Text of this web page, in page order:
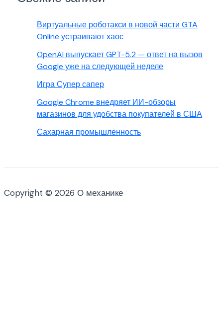
Виртуальные роботакси в новой части GTA
Online устраивают хаос
OpenAI выпускает GPT-5.2 — ответ на вызов
Google уже на следующей неделе
Игра Супер сапер
Google Chrome внедряет ИИ-обзоры
магазинов для удобства покупателей в США
Сахарная промышленность
Copyright © 2026 О механике